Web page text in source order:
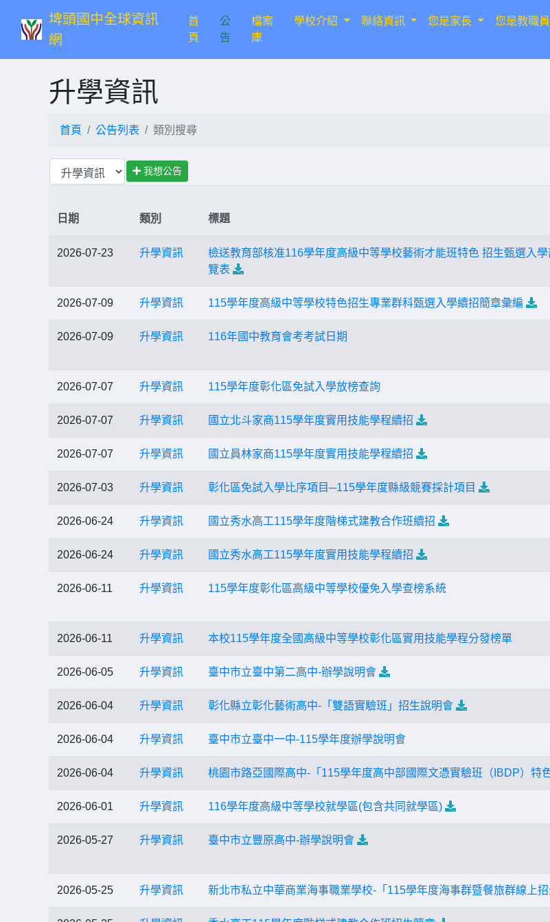
埤頭國中全球資訊
網
首
頁(current)
公
告
檔案
庫
學校介紹 聯絡資訊 您是家長 您是教職員
升學資訊
首頁 公告列表 類別搜尋
我想公告
日期 類別 標題
2026-07-23 升學資訊
檢送教育部核准116學年度高級中等學校藝術才能班特色 招生甄選入
覽表
2026-07-09 升學資訊 115學年度高級中等學校特色招生專業群科甄選入學續招簡章彙編
2026-07-09 升學資訊 116年國中教育會考考試日期
2026-07-07 升學資訊 115學年度彰化區免試入學放榜查詢
2026-07-07 升學資訊 國立北斗家商115學年度實用技能學程續招
2026-07-07 升學資訊 國立員林家商115學年度實用技能學程續招
2026-07-03 升學資訊 彰化區免試入學比序項目─115學年度縣級競賽採計項目
2026-06-24 升學資訊 國立秀水高工115學年度階梯式建教合作班續招
2026-06-24 升學資訊 國立秀水高工115學年度實用技能學程續招
2026-06-11 升學資訊 115學年度彰化區高級中等學校優免入學查榜系統
2026-06-11 升學資訊 本校115學年度全國高級中等學校彰化區實用技能學程分發榜單
2026-06-05 升學資訊 臺中市立臺中第二高中-辦學說明會
2026-06-04 升學資訊 彰化縣立彰化藝術高中-「雙語實驗班」招生說明會
2026-06-04 升學資訊 臺中市立臺中一中-115學年度辦學說明會
2026-06-04 升學資訊 桃園市路亞國際高中-「115學年度高中部國際文憑實驗班（IBDP）特
2026-06-01 升學資訊 116學年度高級中等學校就學區(包含共同就學區)
2026-05-27 升學資訊 臺中市立豐原高中-辦學說明會
2026-05-25 升學資訊 新北市私立中華商業海事職業學校-「115學年度海事群暨餐旅群線上招